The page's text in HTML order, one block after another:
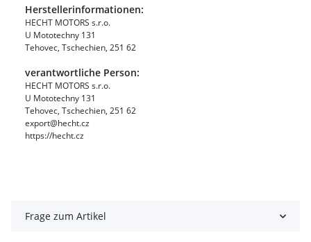
Herstellerinformationen:
HECHT MOTORS s.r.o.
U Mototechny 131
Tehovec, Tschechien, 251 62
verantwortliche Person:
HECHT MOTORS s.r.o.
U Mototechny 131
Tehovec, Tschechien, 251 62
export@hecht.cz
https://hecht.cz
Frage zum Artikel